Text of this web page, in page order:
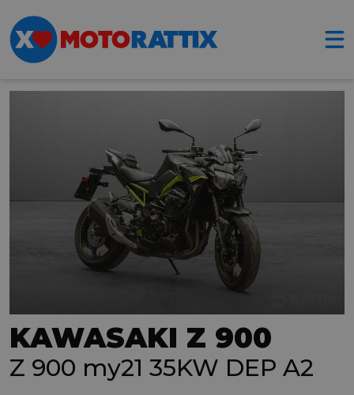
KAWASAKI Z 900
Z 900 my21 35KW DEP A2